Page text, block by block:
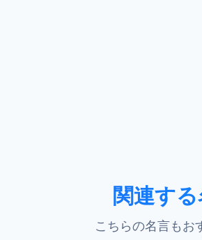
関連す
こちらの名言もお